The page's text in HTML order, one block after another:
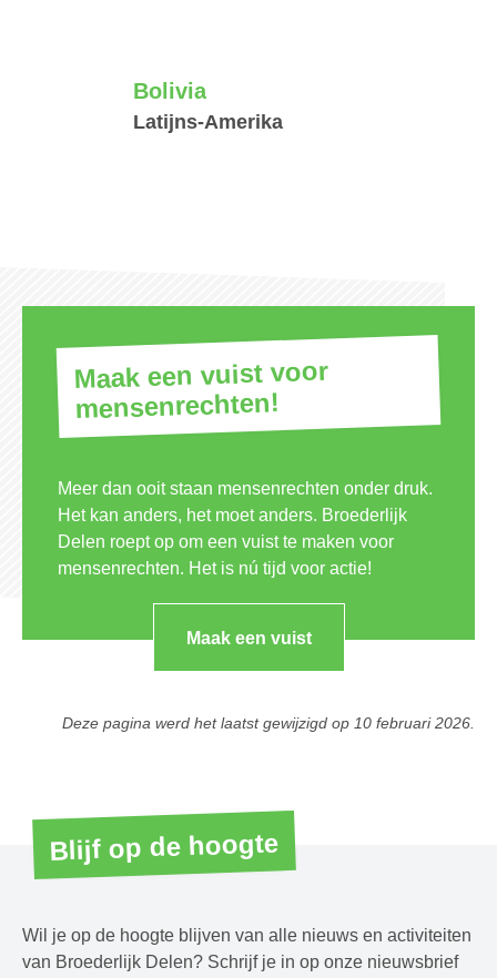
Bolivia
Latijns-Amerika
Maak een vuist voor
mensenrechten!
Meer dan ooit staan mensenrechten onder druk.
Het kan anders, het moet anders. Broederlijk
Delen roept op om een vuist te maken voor
mensenrechten. Het is nú tijd voor actie!
Maak een vuist
Deze pagina werd het laatst gewijzigd op 10 februari 2026
Blijf op de hoogte
Wil je op de hoogte blijven van alle nieuws en activiteiten
van Broederlijk Delen? Schrijf je in op onze nieuwsbrief